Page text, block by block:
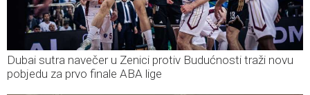
Dubai sutra navečer u Zenici protiv Budućnosti traži novu
pobjedu za prvo finale ABA lige